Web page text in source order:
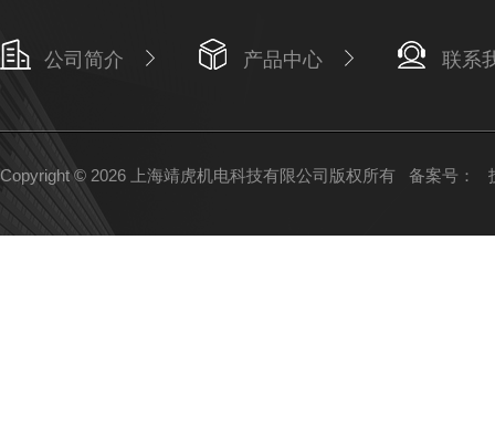
公司简介 产品中心 联系
Copyright © 2026 上海靖虎机电科技有限公司版权所有 备案号：